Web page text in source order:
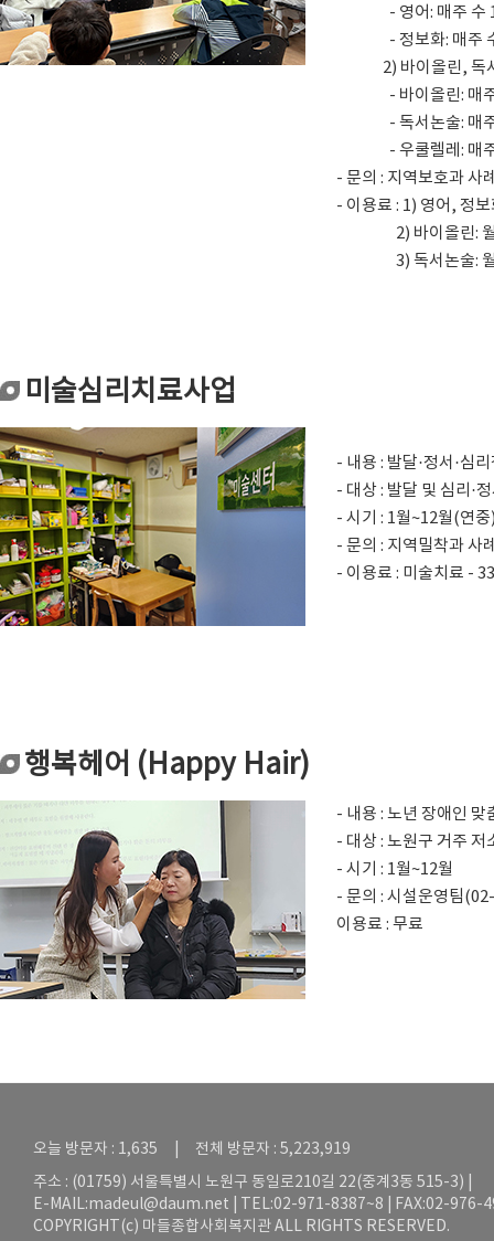
- 영어: 매주 수
- 정보화: 매주 수
2) 바이올린, 독서
- 바이올린: 매주
- 독서논술: 매주
- 우쿨렐레: 매주
- 문의 : 지역보호과
- 이용료 : 1) 영어, 정
2) 바이올린: 월
3) 독서논술: 월
미술심리치료사업
- 내용 : 발달·정서·심
- 대상 : 발달 및 심리·
- 시기 : 1월~12월(연중
- 문의 : 지역밀착과
- 이용료 : 미술치료 -
행복헤어 (Happy Hair)
- 내용 : 노년 장애인
- 대상 : 노원구 거주
- 시기 : 1월~12월
- 문의 : 시설운영팀
이용료 : 무료
오늘 방문자 : 1,635 | 전체 방문자 : 5,223,919
주소 : (01759) 서울특별시 노원구 동일로210길 22(중계3동 515-3) |
E-MAIL:madeul@daum.net | TEL:02-971-8387~8 | FAX:02-976-
COPYRIGHT(c) 마들종합사회복지관 ALL RIGHTS RESERVED.